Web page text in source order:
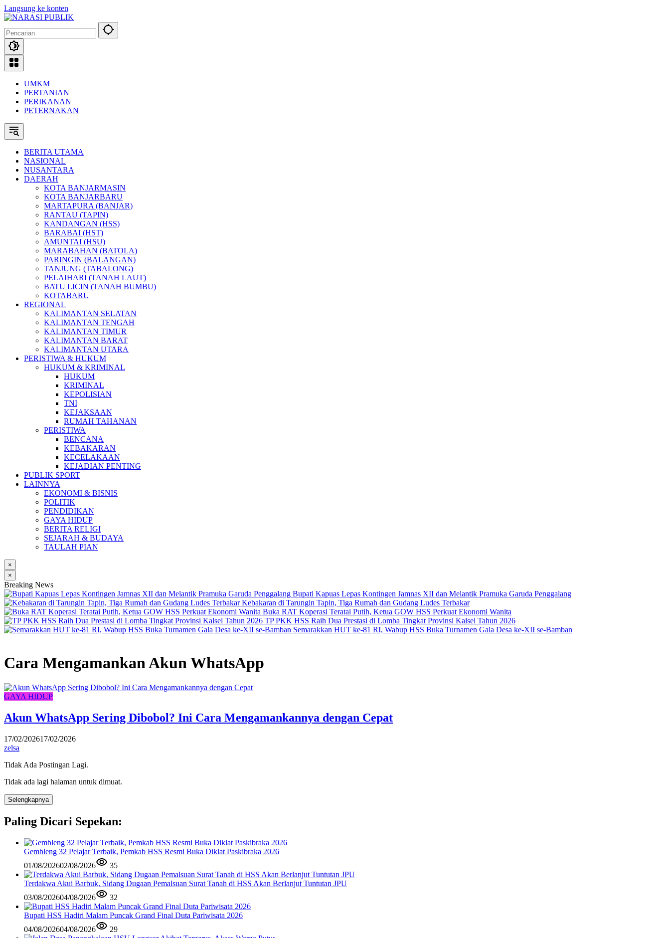
Langsung ke konten
UMKM
PERTANIAN
PERIKANAN
PETERNAKAN
BERITA UTAMA
NASIONAL
NUSANTARA
DAERAH
KOTA BANJARMASIN
KOTA BANJARBARU
MARTAPURA (BANJAR)
RANTAU (TAPIN)
KANDANGAN (HSS)
BARABAI (HST)
AMUNTAI (HSU)
MARABAHAN (BATOLA)
PARINGIN (BALANGAN)
TANJUNG (TABALONG)
PELAIHARI (TANAH LAUT)
BATU LICIN (TANAH BUMBU)
KOTABARU
REGIONAL
KALIMANTAN SELATAN
KALIMANTAN TENGAH
KALIMANTAN TIMUR
KALIMANTAN BARAT
KALIMANTAN UTARA
PERISTIWA & HUKUM
HUKUM & KRIMINAL
HUKUM
KRIMINAL
KEPOLISIAN
TNI
KEJAKSAAN
RUMAH TAHANAN
PERISTIWA
BENCANA
KEBAKARAN
KECELAKAAN
KEJADIAN PENTING
PUBLIK SPORT
LAINNYA
EKONOMI & BISNIS
POLITIK
PENDIDIKAN
GAYA HIDUP
BERITA RELIGI
SEJARAH & BUDAYA
TAULAH PIAN
×
×
Breaking News
Bupati Kapuas Lepas Kontingen Jamnas XII dan Melantik Pramuka Garuda Penggalang
Kebakaran di Tarungin Tapin, Tiga Rumah dan Gudang Ludes Terbakar
Buka RAT Koperasi Teratai Putih, Ketua GOW HSS Perkuat Ekonomi Wanita
TP PKK HSS Raih Dua Prestasi di Lomba Tingkat Provinsi Kalsel Tahun 2026
Semarakkan HUT ke-81 RI, Wabup HSS Buka Turnamen Gala Desa ke-XII se-Bamban
Cara Mengamankan Akun WhatsApp
GAYA HIDUP
Akun WhatsApp Sering Dibobol? Ini Cara Mengamankannya dengan Cepat
17/02/202617/02/2026
zelsa
Tidak Ada Postingan Lagi.
Tidak ada lagi halaman untuk dimuat.
Selengkapnya
Paling Dicari Sepekan:
Gembleng 32 Pelajar Terbaik, Pemkab HSS Resmi Buka Diklat Paskibraka 2026
01/08/202602/08/2026 35
Terdakwa Akui Barbuk, Sidang Dugaan Pemalsuan Surat Tanah di HSS Akan Berlanjut Tuntutan JPU
03/08/202604/08/2026 32
Bupati HSS Hadiri Malam Puncak Grand Final Duta Pariwisata 2026
04/08/202604/08/2026 29